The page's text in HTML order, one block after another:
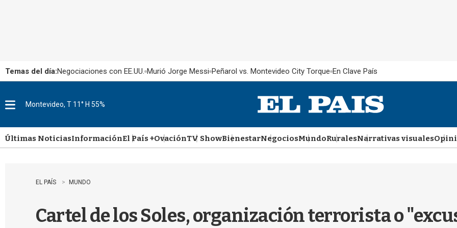
Temas del día:Negociaciones con EE.UU. Murió Jorge Messi Peñarol vs. Montevideo City Torque En Clave País
u
Montevideo, T 11° H 55%
Últimas NoticiasInformaciónEl País +OvaciónTV ShowBienestarNegociosMundoRuralesNarrativas visuales
EL PAÍS MUNDO
Cartel de los Soles, organización terrorista o